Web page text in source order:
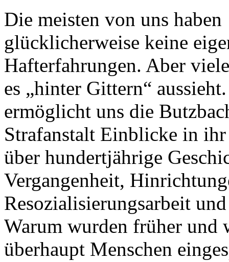
Die meisten von uns haben
glücklicherweise keine
Hafterfahrungen. Aber
es „hinter Gittern“
ermöglicht uns die
Strafanstalt Einblicke in
über hundertjährige
Vergangenheit,
Resozialisierungsarbeit
Warum wurden früher und
überhaupt Menschen